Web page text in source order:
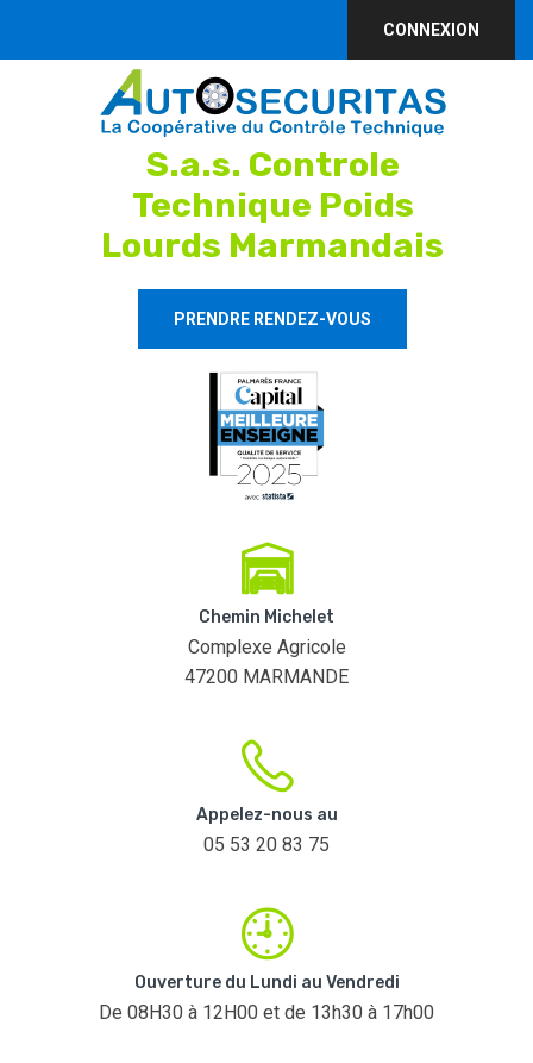
CONNEXION
S.a.s. Controle
Technique Poids
Lourds Marmandais
PRENDRE RENDEZ-VOUS
Chemin Michelet
Complexe Agricole
47200 MARMANDE
Appelez-nous au
05 53 20 83 75
Ouverture du Lundi au Vendredi
De 08H30 à 12H00 et de 13h30 à 17h00